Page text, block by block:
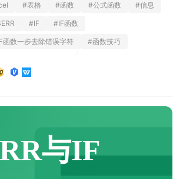
#表格 #函数 #公式函数 #信息
#IF #IF函数
函数一步去除错误字符 #函数技巧
与IF